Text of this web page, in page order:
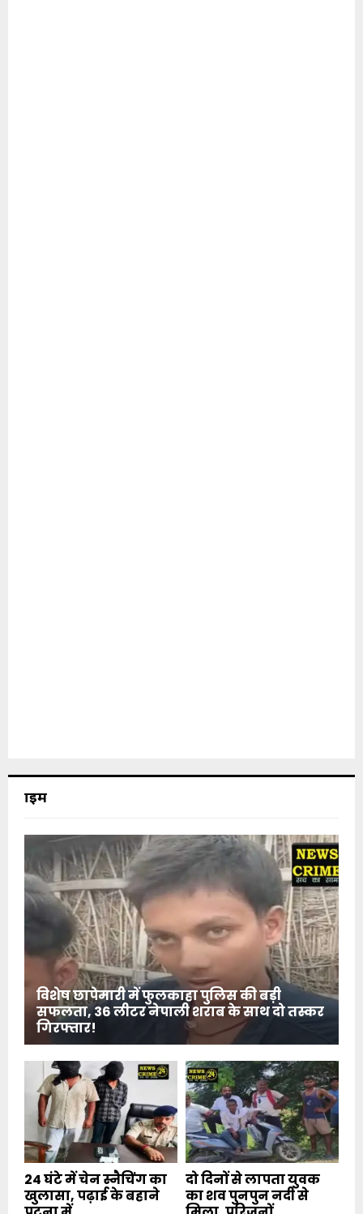
क्राइम
विशेष छापेमारी में फुलकाहा पुलिस की बड़ी
सफलता, 36 लीटर नेपाली शराब के साथ दो तस्कर
गिरफ्तार!
24 घंटे में चेन स्नैचिंग का
खुलासा, पढ़ाई के बहाने
दो दिनों से लापता युवक
का शव पुनपुन नदी से